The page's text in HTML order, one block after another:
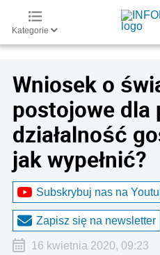
Kategorie
Wniosek o
postojowe dla
działalność
jak wypełnić?
Subskrybuj nas na
Zapisz się na newsletter
16 kwietnia 2020, 09:23